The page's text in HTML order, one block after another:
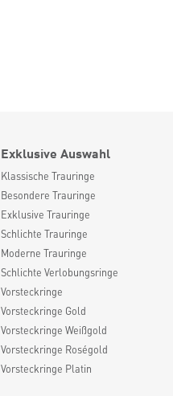
Exklusive Auswahl
Klassische Trauringe
Besondere Trauringe
Exklusive Trauringe
Schlichte Trauringe
Moderne Trauringe
Schlichte Verlobungsringe
Vorsteckringe
Vorsteckringe Gold
Vorsteckringe Weißgold
Vorsteckringe Roségold
Vorsteckringe Platin